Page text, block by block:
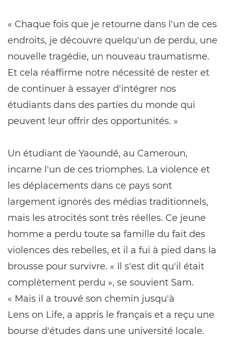
« Chaque fois que je retourne dans l'un de ces
endroits, je découvre quelqu'un de perdu, une
nouvelle tragédie, un nouveau traumatisme.
Et cela réaffirme notre nécessité de rester et
de continuer à essayer d'intégrer nos
étudiants dans des parties du monde qui
peuvent leur offrir des opportunités. »
Un étudiant de Yaoundé, au Cameroun,
incarne l'un de ces triomphes. La violence et
les déplacements dans ce pays sont
largement ignorés des médias traditionnels,
mais les atrocités sont très réelles. Ce jeune
homme a perdu toute sa famille du fait des
violences des rebelles, et il a fui à pied dans la
brousse pour survivre. « Il s'est dit qu'il était
complètement perdu », se souvient Sam.
« Mais il a trouvé son chemin jusqu'à
Lens on Life, a appris le français et a reçu une
bourse d'études dans une université locale.